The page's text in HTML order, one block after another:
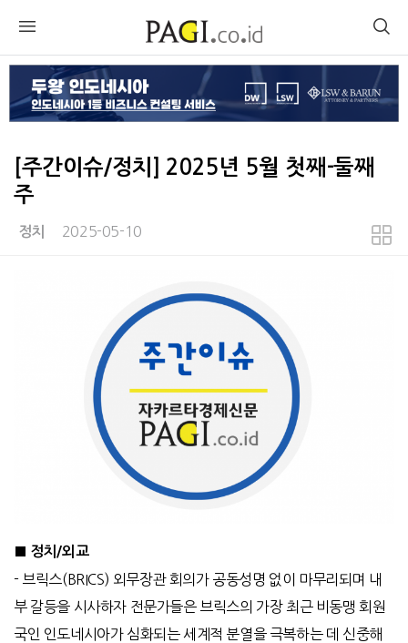
[주간이슈/정치] 2025년 5월 첫째-둘째
주
정치 2025-05-10
■ 정치/외교
- 브릭스(BRICS) 외무장관 회의가 공동성명 없이 마무리되며 내
부 갈등을 시사하자 전문가들은 브릭스의 가장 최근 비동맹 회원
국인 인도네시아가 심화되는 세계적 분열을 극복하는 데 신중해